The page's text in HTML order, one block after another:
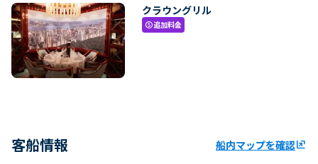
クラウングリル
paid追加料金
客船情報 船内マップを確認ungroup